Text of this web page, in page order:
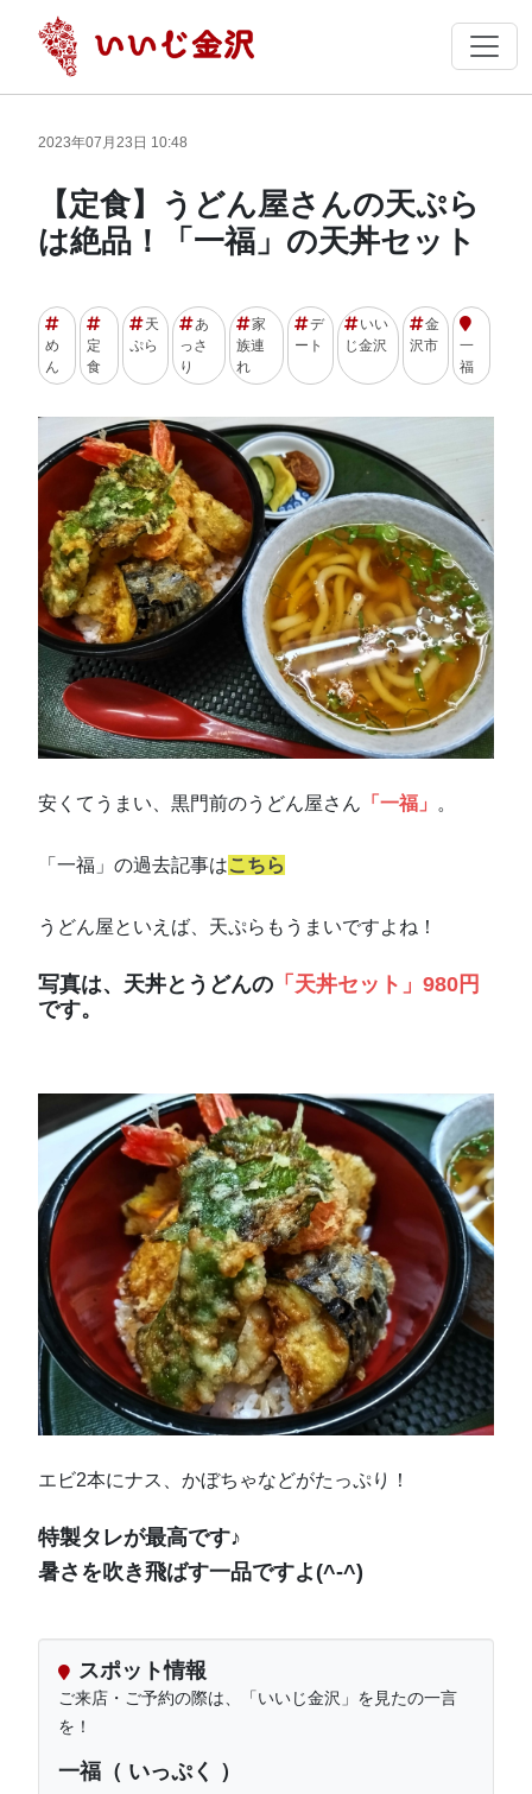
2023年07月23日 10:48
【定食】うどん屋さんの天ぷら
は絶品！「一福」の天丼セット
め
ん
定
食
天
ぷら
あ
っさ
り
家
族連
れ
デ
ート
いい
じ金沢
金
沢市
一
福
安くてうまい、黒門前のうどん屋さん 「一福」 。
「一福」の過去記事はこちら
うどん屋といえば、天ぷらもうまいですよね！
写真は、天丼とうどんの 「天丼セット」980円
です。
エビ2本にナス、かぼちゃなどがたっぷり！
特製タレが最高です♪
暑さを吹き飛ばす一品ですよ(^-^)
スポット情報
ご来店・ご予約の際は、「いいじ金沢」を見たの一言
を！
一福（ いっぷく ）